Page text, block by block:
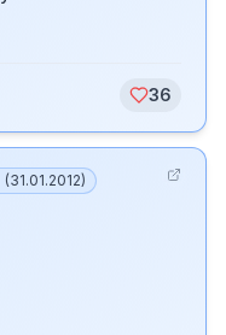
36
(31.01.2012)